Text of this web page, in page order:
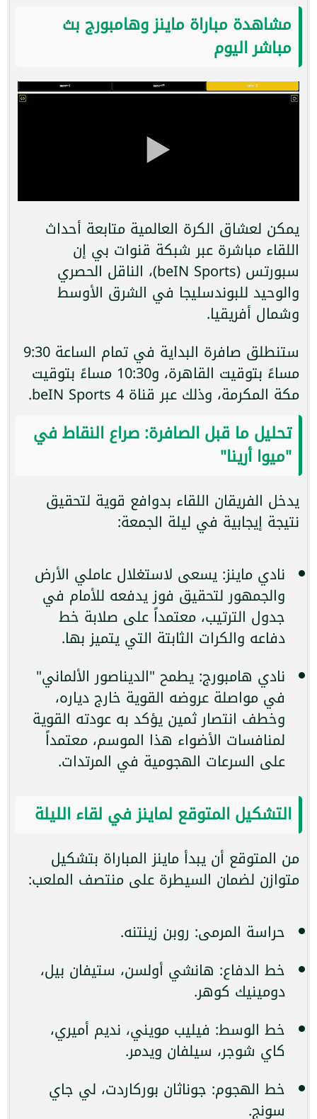
مشاهدة مباراة ماينز وهامبورج بث
مباشر اليوم
يمكن لعشاق الكرة العالمية متابعة أحداث
اللقاء مباشرة عبر شبكة قنوات بي إن
سبورتس (beIN Sports)، الناقل الحصري
والوحيد للبوندسليجا في الشرق الأوسط
وشمال أفريقيا.
ستنطلق صافرة البداية في تمام الساعة 9:30
مساءً بتوقيت القاهرة، و10:30 مساءً بتوقيت
مكة المكرمة، وذلك عبر قناة beIN Sports 4.
تحليل ما قبل الصافرة: صراع النقاط في
"ميوا أرينا"
يدخل الفريقان اللقاء بدوافع قوية لتحقيق
نتيجة إيجابية في ليلة الجمعة:
نادي ماينز: يسعى لاستغلال عاملي الأرض
والجمهور لتحقيق فوز يدفعه للأمام في
جدول الترتيب، معتمداً على صلابة خط
دفاعه والكرات الثابتة التي يتميز بها.
نادي هامبورج: يطمح "الديناصور الألماني"
في مواصلة عروضه القوية خارج دياره،
وخطف انتصار ثمين يؤكد به عودته القوية
لمنافسات الأضواء هذا الموسم، معتمداً
على السرعات الهجومية في المرتدات.
التشكيل المتوقع لماينز في لقاء الليلة
من المتوقع أن يبدأ ماينز المباراة بتشكيل
متوازن لضمان السيطرة على منتصف الملعب:
حراسة المرمى: روبن زينتنه.
خط الدفاع: هانشي أولسن، ستيفان بيل،
دومينيك كوهر.
خط الوسط: فيليب مويني، نديم أميري،
كاي شوجر، سيلفان ويدمر.
خط الهجوم: جوناثان بوركاردت، لي جاي
سونج.